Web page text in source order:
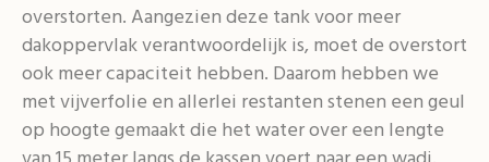
overstorten. Aangezien deze tank voor meer
dakoppervlak verantwoordelijk is, moet de overstort
ook meer capaciteit hebben. Daarom hebben we
met vijverfolie en allerlei restanten stenen een geul
op hoogte gemaakt die het water over een lengte